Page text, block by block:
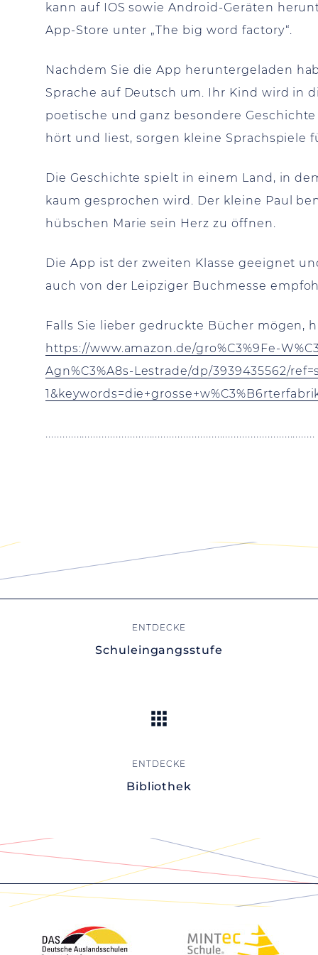
kann auf IOS sowie Android-Geräten
App-Store unter „The big word factory“.
Nachdem Sie die App heruntergeladen
Sprache auf Deutsch um. Ihr Kind wird in
poetische und ganz besondere
hört und liest, sorgen kleine Sprachspiele
Die Geschichte spielt in einem Land, in
kaum gesprochen wird. Der kleine Paul
hübschen Marie sein Herz zu öffnen.
Die App ist der zweiten Klasse geeignet
auch von der Leipziger Buchmesse
Falls Sie lieber gedruckte Bücher mögen,
https://www.amazon.de/gro%C3%9Fe-
Agn%C3%A8s-Lestrade/dp/3939435562/
................................................................................................
Schuleingangsstufe
Bibliothek